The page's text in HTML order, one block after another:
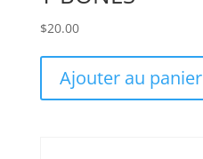
$20.00
Ajouter au panier